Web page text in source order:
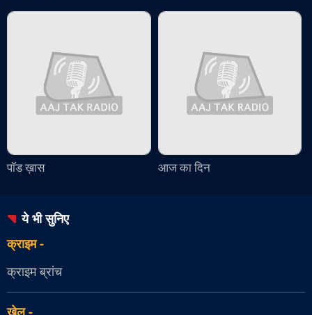
पॉड ख़ास आज का दिन
ये भी सुनिए
क्राइम-
क्राइम ब्रांच
खेल-